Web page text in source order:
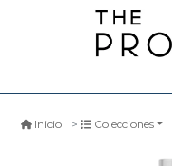
Inicio Colecciones